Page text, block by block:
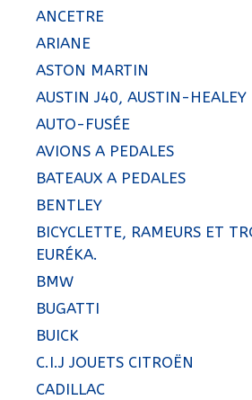
ANCETRE
ARIANE
ASTON MARTIN
AUSTIN J40, AUSTIN-HEALEY
AUTO-FUSÉE
AVIONS A PEDALES
BATEAUX A PEDALES
BENTLEY
BICYCLETTE, RAMEURS ET
EURÉKA.
BMW
BUGATTI
BUICK
C.I.J JOUETS CITROËN
CADILLAC